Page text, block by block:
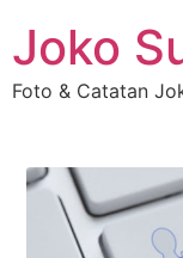
Joko
Foto & Catatan